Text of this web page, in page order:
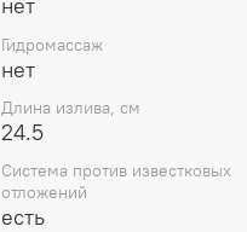
нет
Гидромассаж
нет
Длина излива, см
24.5
Система против известковых
отложений
есть